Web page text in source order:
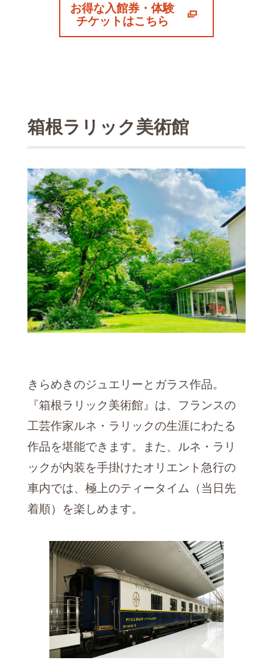
お得な入館券・体験
チケットはこちら
箱根ラリック美術館
きらめきのジュエリーとガラス作品。
『箱根ラリック美術館』は、フランスの
工芸作家ルネ・ラリックの生涯にわたる
作品を堪能できます。また、ルネ・ラリ
ックが内装を手掛けたオリエント急行の
車内では、極上のティータイム（当日先
着順）を楽しめます。